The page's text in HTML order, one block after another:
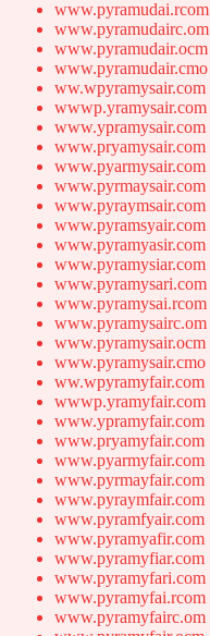
www.pyramudai.rcom
www.pyramudairc.om
www.pyramudair.ocm
www.pyramudair.cmo
ww.wpyramysair.com
wwwp.yramysair.com
www.ypramysair.com
www.pryamysair.com
www.pyarmysair.com
www.pyrmaysair.com
www.pyraymsair.com
www.pyramsyair.com
www.pyramyasir.com
www.pyramysiar.com
www.pyramysari.com
www.pyramysai.rcom
www.pyramysairc.om
www.pyramysair.ocm
www.pyramysair.cmo
ww.wpyramyfair.com
wwwp.yramyfair.com
www.ypramyfair.com
www.pryamyfair.com
www.pyarmyfair.com
www.pyrmayfair.com
www.pyraymfair.com
www.pyramfyair.com
www.pyramyafir.com
www.pyramyfiar.com
www.pyramyfari.com
www.pyramyfai.rcom
www.pyramyfairc.om